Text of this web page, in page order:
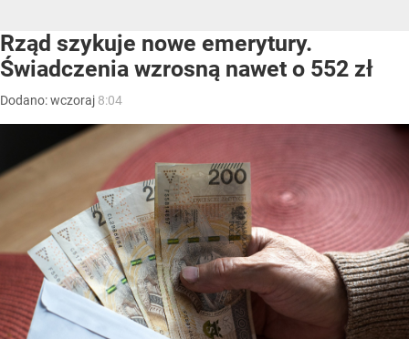
Rząd szykuje nowe emerytury.
Świadczenia wzrosną nawet o 552 zł
Dodano:wczoraj 8:04